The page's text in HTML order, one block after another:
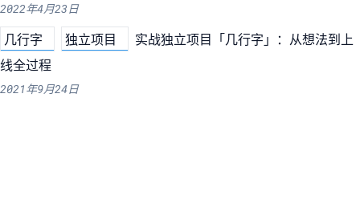
2022年4月23日
几行字 独立项目
实战独立项目「几行字」：从想法到上
线全过程
2021年9月24日